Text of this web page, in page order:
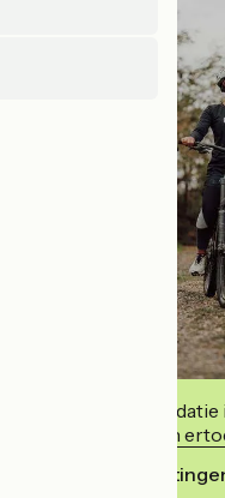
Deze
en verbindt zich
Haar